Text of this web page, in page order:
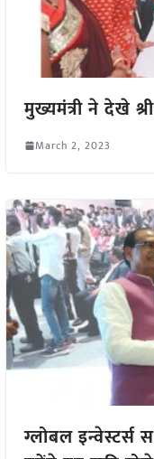
मुख्यमंत्री ने देखे
March 2, 2023
ग्लोबल इन्वेस्टर्स